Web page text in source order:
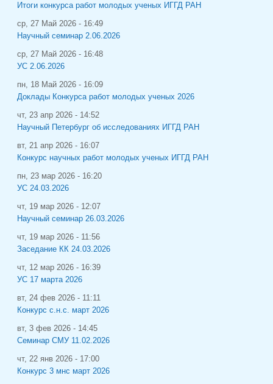
Итоги конкурса работ молодых ученых ИГГД РАН
ср, 27 Май 2026 - 16:49
Научный семинар 2.06.2026
ср, 27 Май 2026 - 16:48
УС 2.06.2026
пн, 18 Май 2026 - 16:09
Доклады Конкурса работ молодых ученых 2026
чт, 23 апр 2026 - 14:52
Научный Петербург об исследованиях ИГГД РАН
вт, 21 апр 2026 - 16:07
Конкурс научных работ молодых ученых ИГГД РАН
пн, 23 мар 2026 - 16:20
УС 24.03.2026
чт, 19 мар 2026 - 12:07
Научный семинар 26.03.2026
чт, 19 мар 2026 - 11:56
Заседание КК 24.03.2026
чт, 12 мар 2026 - 16:39
УС 17 марта 2026
вт, 24 фев 2026 - 11:11
Конкурс с.н.с. март 2026
вт, 3 фев 2026 - 14:45
Семинар СМУ 11.02.2026
чт, 22 янв 2026 - 17:00
Конкурс 3 мнс март 2026